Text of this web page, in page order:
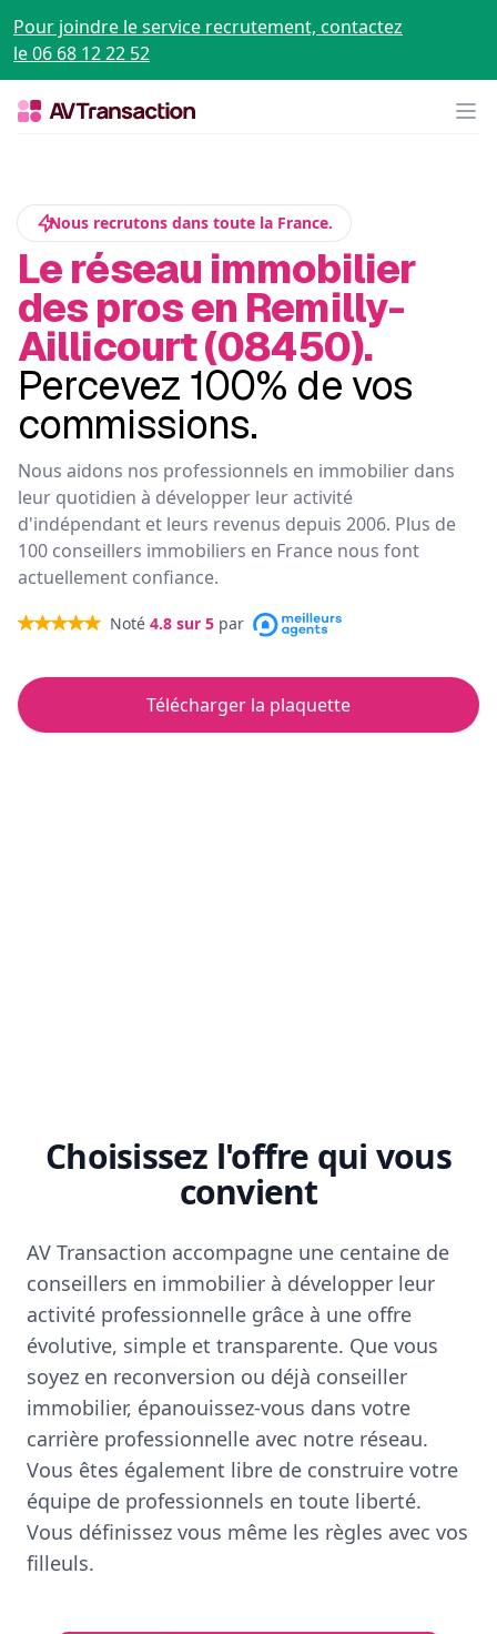
Pour joindre le service recrutement, contactez
le 06 68 12 22 52
Nous recrutons dans toute la France.
Le réseau immobilier
des pros en Remilly-
Aillicourt (08450).
Percevez 100% de vos
commissions.
Nous aidons nos professionnels en immobilier dans
leur quotidien à développer leur activité
d'indépendant et leurs revenus depuis 2006. Plus de
100 conseillers immobiliers en France nous font
actuellement confiance.
Noté 4.8 sur 5 par
Télécharger la plaquette
Choisissez l'offre qui vous
convient
AV Transaction accompagne une centaine de
conseillers en immobilier à développer leur
activité professionnelle grâce à une offre
évolutive, simple et transparente. Que vous
soyez en reconversion ou déjà conseiller
immobilier, épanouissez-vous dans votre
carrière professionnelle avec notre réseau.
Vous êtes également libre de construire votre
équipe de professionnels en toute liberté.
Vous définissez vous même les règles avec vos
filleuls.